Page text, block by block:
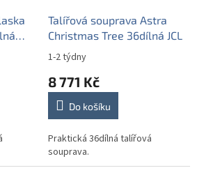
Talířová souprava Astra
Christmas Tree 36dílná JCL
1-2 týdny
8 771 Kč
Do košíku
Praktická 36dílná talířová
souprava.